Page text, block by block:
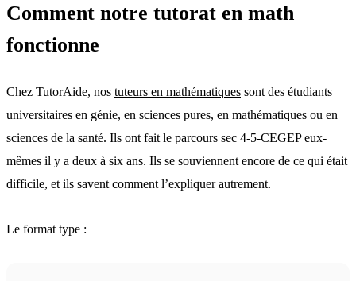
Comment notre tutorat en math
fonctionne
Chez TutorAide, nos tuteurs en mathématiques sont des étudiants
universitaires en génie, en sciences pures, en mathématiques ou en
sciences de la santé. Ils ont fait le parcours sec 4-5-CEGEP eux-
mêmes il y a deux à six ans. Ils se souviennent encore de ce qui était
difficile, et ils savent comment l’expliquer autrement.
Le format type :